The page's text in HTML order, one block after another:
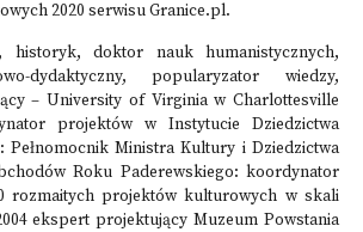
2020 serwisu Granice.pl.
, historyk, doktor nauk humanistycznych,
dydaktyczny, popularyzator wiedzy,
– University of Virginia w Charlottesville
projektów w Instytucie Dziedzictwa
Ministra Kultury i Dziedzictwa
Roku Paderewskiego: koordynator
rozmaitych projektów kulturowych w skali
ekspert projektujący Muzeum Powstania